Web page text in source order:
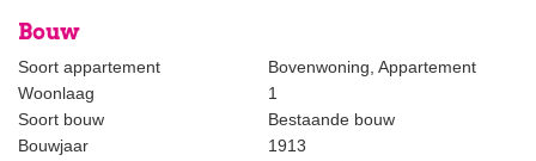
Separate storage for washing machine and dryer.
Features and amenities include:
-beautiful wooden floors.
-paneled doors.
Bouw
Soort appartement
Bovenwoning, Appartement
Woonlaag
1
Soort bouw
Bestaande bouw
Bouwjaar
1913